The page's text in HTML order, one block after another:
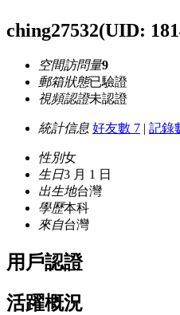
ching27532(UID:
空間訪問量9
郵箱狀態已驗證
視頻認證未認證
統計信息 好友數 7 | 記錄
性別女
生日3 月 1 日
出生地台灣
學歷本科
來自台灣
用戶認證
活躍概況